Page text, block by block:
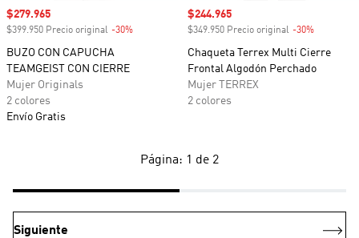
Precio de venta
$279.965
$399.950 Precio original -30%
BUZO CON CAPUCHA
TEAMGEIST CON CIERRE
Mujer Originals
2 colores
Envío Gratis
Precio de venta
$244.965
$349.950 Precio original -30%
Chaqueta Terrex Multi Cierre
Frontal Algodón Perchado
Mujer TERREX
2 colores
Página: 1 de 2
Siguiente